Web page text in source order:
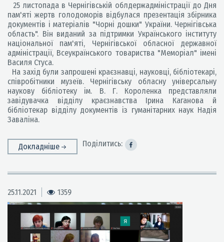
25 листопада в Чернігівській облдержадміністрації до Дня
пам'яті жертв голодоморів відбулася презентація збірника
документів і матеріалів "Чорні дошки" України. Чернігівська
область". Він виданий за підтримки Українського інституту
національної пам'яті, Чернігівської обласної державної
адміністрації, Всеукраїнського товариства "Меморіал" імені
Василя Стуса.
На захід були запрошені краєзнавці, науковці, бібліотекарі,
співробітники музеїв. Чернігівську обласну універсальну
наукову бібліотеку ім. В. Г. Короленка представляли
завідувачка відділу краєзнавства Ірина Каганова й
бібліотекар відділу документів із гуманітарних наук Надія
Заваліна.
Докладніше Поділитись:
25.11.2021 1359